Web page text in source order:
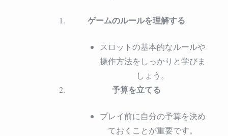
ゲームのルールを理解する
スロットの基本的なルールや
操作方法をしっかりと学びま
しょう。
予算を立てる
プレイ前に自分の予算を決め
ておくことが重要です。